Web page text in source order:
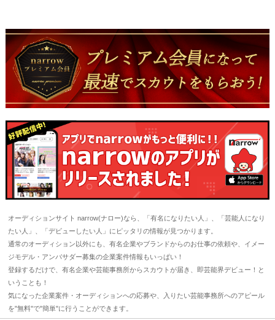
オーディションサイト narrow(ナロー)なら、「有名になりたい人」、「芸能人になり
たい人」、「デビューしたい人」にピッタリの情報が見つかります。
通常のオーディション以外にも、有名企業やブランドからのお仕事の依頼や、イメー
ジモデル・アンバサダー募集の企業案件情報もいっぱい！
登録するだけで、有名企業や芸能事務所からスカウトが届き、即芸能界デビュー！と
いうことも！
気になった企業案件・オーディションへの応募や、入りたい芸能事務所へのアピール
を"無料"で"簡単"に行うことができます。